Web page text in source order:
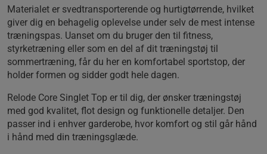
Materialet er svedtransporterende og hurtigtørrende, hvilket
giver dig en behagelig oplevelse under selv de mest intense
træningspas. Uanset om du bruger den til fitness,
styrketræning eller som en del af dit træningstøj til
sommertræning, får du her en komfortabel sportstop, der
holder formen og sidder godt hele dagen.
Relode Core Singlet Top er til dig, der ønsker træningstøj
med god kvalitet, flot design og funktionelle detaljer. Den
passer ind i enhver garderobe, hvor komfort og stil går hånd
i hånd med din træningsglæde.